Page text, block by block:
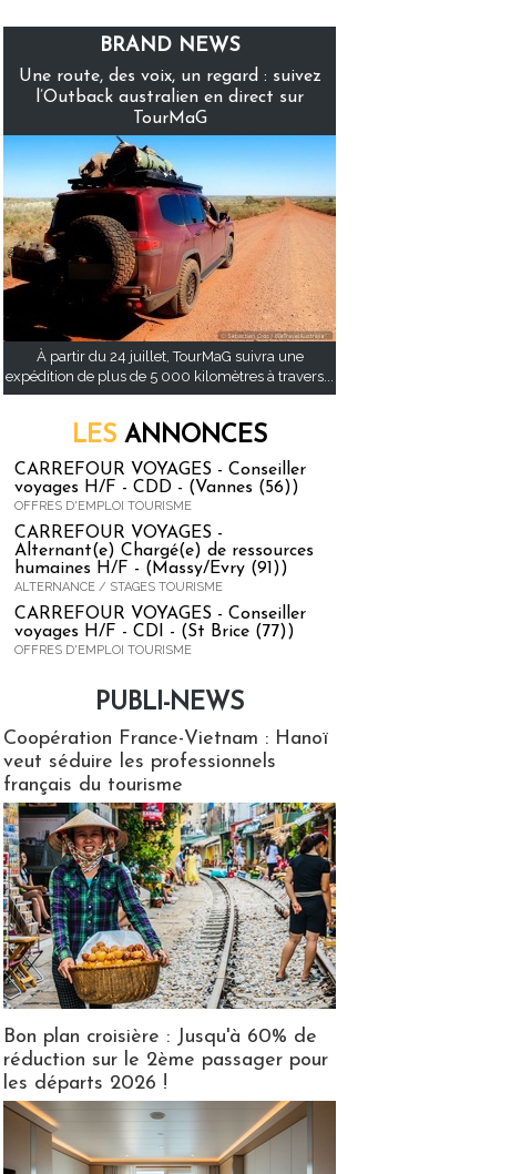
BRAND NEWS
Une route, des voix, un regard : suivez
l’Outback australien en direct sur
TourMaG
À partir du 24 juillet, TourMaG suivra une
expédition de plus de 5 000 kilomètres à travers...
LES ANNONCES
CARREFOUR VOYAGES - Conseiller
voyages H/F - CDD - (Vannes (56))
OFFRES D'EMPLOI TOURISME
CARREFOUR VOYAGES -
Alternant(e) Chargé(e) de ressources
humaines H/F - (Massy/Evry (91))
ALTERNANCE / STAGES TOURISME
CARREFOUR VOYAGES - Conseiller
voyages H/F - CDI - (St Brice (77))
OFFRES D'EMPLOI TOURISME
PUBLI-NEWS
Coopération France-Vietnam : Hanoï
veut séduire les professionnels
français du tourisme
Bon plan croisière : Jusqu'à 60% de
réduction sur le 2ème passager pour
les départs 2026 !